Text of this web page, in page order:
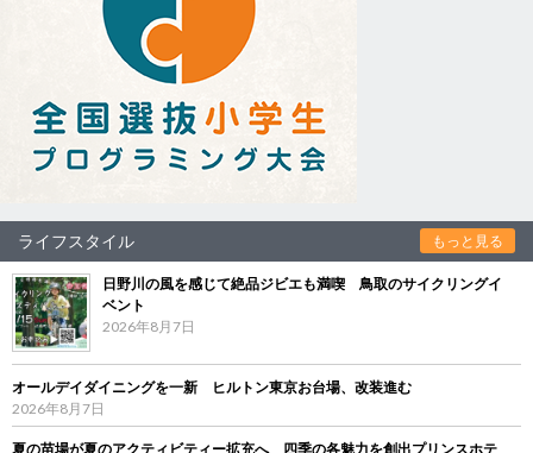
ライフスタイル もっと見る
日野川の風を感じて絶品ジビエも満喫 鳥取のサイクリングイ
ベント
2026年8月7日
オールデイダイニングを一新 ヒルトン東京お台場、改装進む
2026年8月7日
夏の苗場が夏のアクティビティー拡充へ 四季の各魅力を創出プリンスホテ